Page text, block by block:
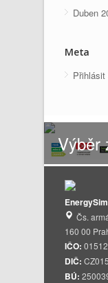
Duben
Meta
Přihlásit
Výběr
Čs.
160 00
IČO:
DIČ:
BÚ: